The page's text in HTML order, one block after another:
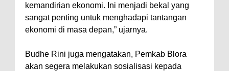
kemandirian ekonomi. Ini menjadi bekal yang
sangat penting untuk menghadapi tantangan
ekonomi di masa depan,” ujarnya.
Budhe Rini juga mengatakan, Pemkab Blora
akan segera melakukan sosialisasi kepada